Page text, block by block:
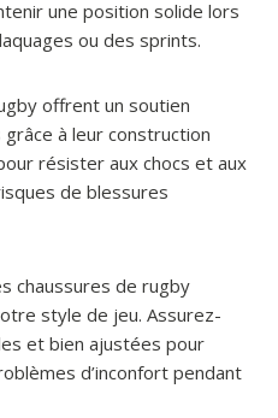
une position solide lors
ou des sprints.
offrent un soutien
à leur construction
résister aux chocs et aux
de blessures
chaussures de rugby
style de jeu. Assurez-
et bien ajustées pour
d’inconfort pendant